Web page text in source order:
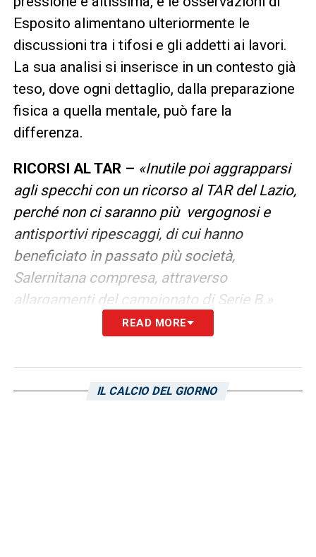
Esposito alimentano ulteriormente le
discussioni tra i tifosi e gli addetti ai lavori.
La sua analisi si inserisce in un contesto già
teso, dove ogni dettaglio, dalla preparazione
fisica a quella mentale, può fare la
differenza.
RICORSI AL TAR – «Inutile poi aggrapparsi
agli specchi con un ricorso al TAR del Lazio,
perché non ci saranno più vergognosi e
antisportivi ripescaggi, di cui hanno
beneficiato in passato più società,
Salernitana compresa, attraverso
allargamenti del campionato di Serie B.»
READ MORE
IL CALCIO DEL GIORNO